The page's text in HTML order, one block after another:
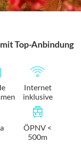
Top-Anbindung
Internet
inklusive
ÖPNV <
500m